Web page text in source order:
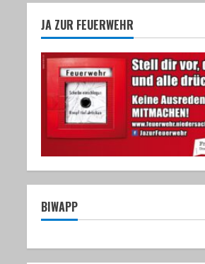
JA ZUR FEUERWEHR
BIWAPP